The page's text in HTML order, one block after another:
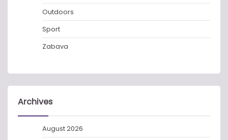
Outdoors
Sport
Zabava
Archives
August 2026